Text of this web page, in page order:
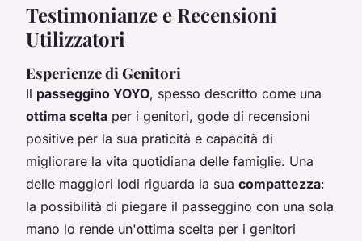
Testimonianze e Recensioni
Utilizzatori
Esperienze di Genitori
Il passeggino YOYO, spesso descritto come una
ottima scelta per i genitori, gode di recensioni
positive per la sua praticità e capacità di
migliorare la vita quotidiana delle famiglie. Una
delle maggiori lodi riguarda la sua compattezza:
la possibilità di piegare il passeggino con una sola
mano lo rende un'ottima scelta per i genitori